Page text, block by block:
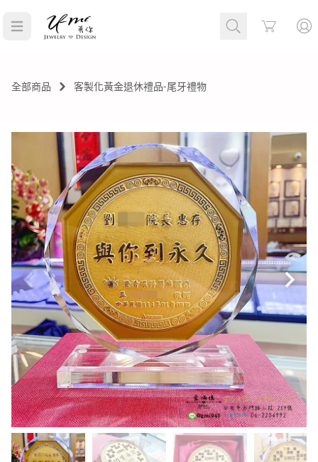
Cart
全部商品 客製化黃金退休禮品-尾牙禮物